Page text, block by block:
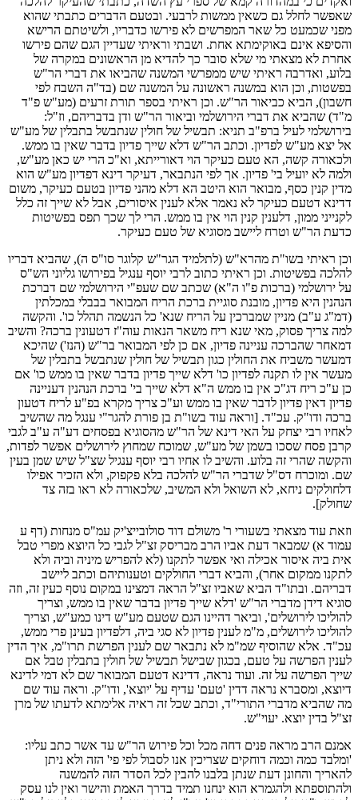
שאפשר לחלל גם כשאין ממשות לרבעי. ובטעם הדברים כתבתי שהוא
מפני שכמעט כל שאר המפרשים לא פירשו כדבריו, ולשיטתם הרישא
והסיפא אינם באוקימתא אחת. ושבתי וראיתי שעדיין הגם שהם פירשו
אחרת לא מצאתי מי שלא סובר כך להדיא מן הראשונים במקרה של
בלוע, ואדרבה ראיתי שיש ממפרשי המשנה שהביאו את דברי הר"ש
בפשטות, וכן הוא במשנה ראשונה על המשנה שם (בד"ה השבח לפי
חשבון), הביא כביאור הר"ש. וכן ראיתי בספר תורת זרעים (מע"ש פ"ד
מ"ד) שהביא את דברי הירושלמי וביאור הר"ש ודן בדבריהם, וז"ל:
בירושלמי לעיל ברפ"ב תניא: תבשיל של חולין שנתבשל בתבלין של מע"ש
אל יצא מע"ש לפדיון. וכתב הר"ש דלא שייך פדיון בדבר שאין בו ממש.
ולכאורה קשה, הא טעם כעיקר הוי דאורייתא, וא"כ הרי יש כאן מע"ש,
ולמה לא יועיל בי' פדיון. אך לפי הנתבאר, דעיקר דינא דפדיון מע"ש הוא
מדין קנין כסף, מבואר הוא היטב הא דלא מהני פדיון בטעם כעיקר, משום
דדינא דטעם כעיקר לא נאמר אלא לענין איסורים, אבל לא שייך זה כלל
לקנייני ממון, דלענין קנין הוי אין בו ממש. הרי לך שכך תפס בפשיטות
כדעת הר"ש וטרח ליישב מסוגיא של טעם כעיקר.
וכן ראיתי בשו"ת מהרא"ש (לתלמיד הגר"ש קלוגר סו"ס ה), שהביא דבריו
להלכה בפשיטות. וכן ראיתי כתוב לרבי יוסף ענגיל בפירושו גליוני הש"ס
על ירושלמי (ברכות פ"ו ה"א) שכתב שם שעפ"י הירושלמי שם דברכת
הנהנין היא פדיון, מובנת סוגיית ברכת הריח המבואר בבבלי במכלתין
(דמ"ג ע"ב) מניין שמברכין על הריח שנא' כל הנשמה תהלל כו'. והקשה
למה צריך פסוק, מאי שנא ריח משאר הנאות עוה"ז דטעונין ברכה? והשיב
דמאחר שהברכה עניינה פדיון, אם כן לפי המבואר בר"ש (הנז') שהיכא
דמעשר משביח את החולין כגון תבשיל של חולין שנתבשל בתבלין של
מעשר אין לו תקנה לפדיון כו' דלא שייך פדיון בדבר שאין בו ממש כו' אם
כן ע"כ ריח דג"כ אין בו ממש ה"א דלא שייך בי' ברכת הנהנין דעניינה
פדיון דאין פדיון לדבר שאין בו ממש וע"כ צריך מקרא בפ"ע לריח דטעון
ברכה ודו"ק. עכ"ד. [וראה עוד בשו"ת בן פורת להגר"י ענגל מה שהשיב
לאחיו רבי יצחק על האי דינא של הר"ש מהסוגיא בפסחים דע"ה ע"ב לגבי
קרבן פסח שסכו בשמן של מע"ש, שמוכח שמחוץ לירושלים אפשר לפדות,
והקשה שהרי זה בלוע. והשיב לו אחיו רבי יוסף ענגיל שצ"ל שיש שמן בעין
שם. ומוכרח דס"ל שדברי הר"ש להלכה בלא פקפוק, ולא הזכיר אפילו
דלחולקים ניחא, לא השואל ולא המשיב, שלכאורה לא ראו בזה צד
שחולק].
וזאת עוד מצאתי בשעורי ר' משולם דוד סולובייצ'יק עמ"ס מנחות (דף ע
עמוד א) שמבאר דעת אביו הרב מבריסק זצ"ל לגבי כל היוצא מפרי טבל
אית ביה איסור אכילה ואי אפשר לתקנו (לא להפריש מיניה וביה ולא
לתקנו ממקום אחר), והביא דברי החולקים וטענותיהם וכתב ליישב
דבריהם. ובתו"ד הביא שאביו זצ"ל הראה דמצינו במקום נוסף כעין זה, וזה
סוגיא דידן מדברי הר"ש 'דלא שייך פדיון בדבר שאין בו ממש, וצריך
להוליכו לירושלים', וביאר דהיינו הגם שטעם מע"ש דינו כמע"ש, וצריך
להוליכו לירושלים, מ"מ לענין פדיון לא סגי ביה, דלפדיון בעינן פרי ממש,
עכ"ד. אלא שהוסיף שמ"מ לא נתבאר שם לענין הפרשת תרו"מ, איך הדין
לענין הפרשה על טעם, בכגון שבישל תבשיל של חולין בתבלין טבל אם
שייך הפרשה על זה. ועוד נראה, דדינא דטעם המבואר שם לא דמי לדינא
דיוצא, ומסברא נראה דדין 'טעם' עדיף על 'יוצא', ודו"ק. וראה עוד שם
מה שהביא מדברי התורי"ד, וכתב שכל זה ראיה אלימתא לדעתו של מרן
זצ"ל בדין יוצא. יעוי"ש.
אמנם הרב מראה פנים דחה מכל וכל פירוש הר"ש עד אשר כתב עליו:
'ומלבד כמה וכמה דוחקים שצריכין אנו לסבול לפי פי' הזה ולא ניתן
להאריך והחונן דעת שנתן בלבנו להבין לכל הסדר הזה להמשנה
ולהתוספתא ולהגמרא הוא ינחנו תמיד בדרך האמת והישר ואין לנו עסק